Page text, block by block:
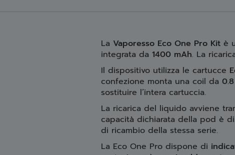
La Vaporesso Eco One Pro Kitè
integrata da 1400 mAh. La
Il dispositivo utilizza le cartucce
confezione monta una coil da
sostituire l’intera cartuccia.
La ricarica del liquido avviene
capacità dichiarata della pod è di
di ricambio della stessa serie.
La Eco One Pro dispone di